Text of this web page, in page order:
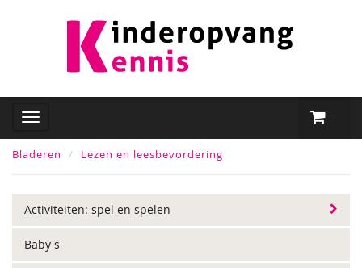
Bladeren Lezen en leesbevordering
Activiteiten: spel en spelen
Baby's